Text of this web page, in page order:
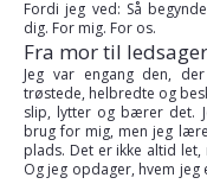
Fordi jeg ved: Så
dig. For mig. For os.
Fra mor til ledsager
Jeg var engang den,
trøstede, helbredte og
slip, lytter og bærer det.
brug for mig, men jeg
plads. Det er ikke altid
Og jeg opdager, hvem